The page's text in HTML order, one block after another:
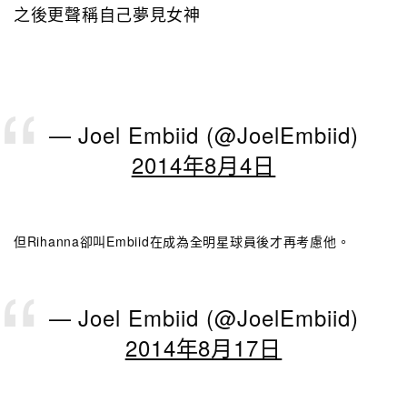
之後更聲稱自己夢見女神
— Joel Embiid (@JoelEmbiid)
2014年8月4日
但Rihanna卻叫Embiid在成為全明星球員後才再考慮他。
— Joel Embiid (@JoelEmbiid)
2014年8月17日